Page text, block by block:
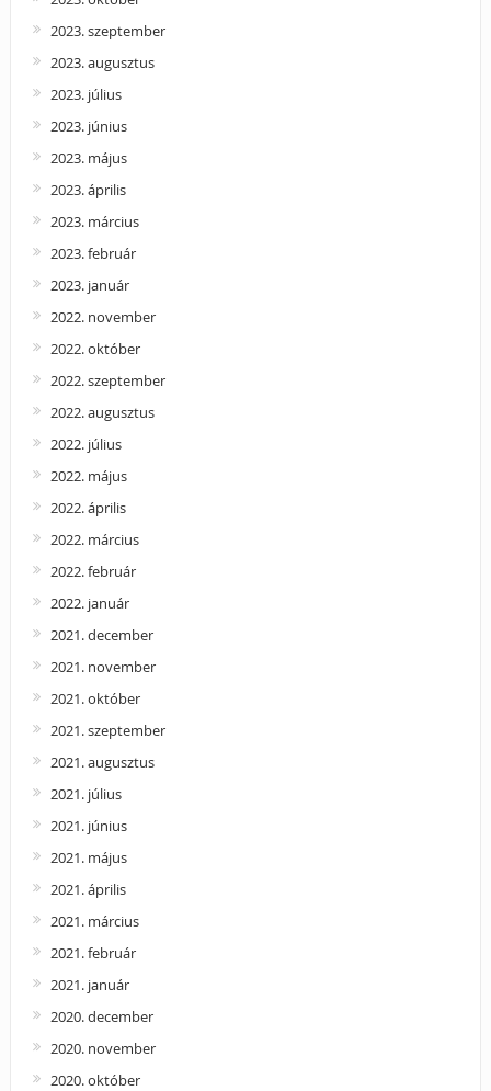
2023. szeptember
2023. augusztus
2023. július
2023. június
2023. május
2023. április
2023. március
2023. február
2023. január
2022. november
2022. október
2022. szeptember
2022. augusztus
2022. július
2022. május
2022. április
2022. március
2022. február
2022. január
2021. december
2021. november
2021. október
2021. szeptember
2021. augusztus
2021. július
2021. június
2021. május
2021. április
2021. március
2021. február
2021. január
2020. december
2020. november
2020. október